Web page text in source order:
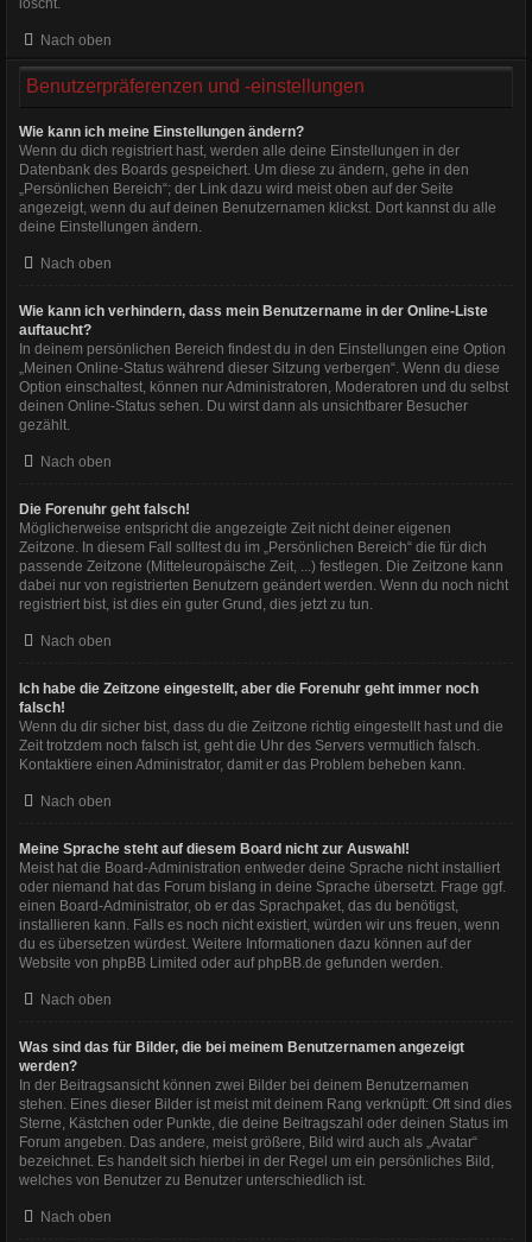
Nach oben
Benutzerpräferenzen und -einstellungen
Wie kann ich meine Einstellungen ändern?
Wenn du dich registriert hast, werden alle deine Einstellungen in der
Datenbank des Boards gespeichert. Um diese zu ändern, gehe in den
„Persönlichen Bereich“; der Link dazu wird meist oben auf der Seite
angezeigt, wenn du auf deinen Benutzernamen klickst. Dort kannst du alle
deine Einstellungen ändern.
Nach oben
Wie kann ich verhindern, dass mein Benutzername in der Online-Liste
auftaucht?
In deinem persönlichen Bereich findest du in den Einstellungen eine Option
„Meinen Online-Status während dieser Sitzung verbergen“. Wenn du diese
Option einschaltest, können nur Administratoren, Moderatoren und du selbst
deinen Online-Status sehen. Du wirst dann als unsichtbarer Besucher
gezählt.
Nach oben
Die Forenuhr geht falsch!
Möglicherweise entspricht die angezeigte Zeit nicht deiner eigenen
Zeitzone. In diesem Fall solltest du im „Persönlichen Bereich“ die für dich
passende Zeitzone (Mitteleuropäische Zeit, ...) festlegen. Die Zeitzone kann
dabei nur von registrierten Benutzern geändert werden. Wenn du noch nicht
registriert bist, ist dies ein guter Grund, dies jetzt zu tun.
Nach oben
Ich habe die Zeitzone eingestellt, aber die Forenuhr geht immer noch
falsch!
Wenn du dir sicher bist, dass du die Zeitzone richtig eingestellt hast und die
Zeit trotzdem noch falsch ist, geht die Uhr des Servers vermutlich falsch.
Kontaktiere einen Administrator, damit er das Problem beheben kann.
Nach oben
Meine Sprache steht auf diesem Board nicht zur Auswahl!
Meist hat die Board-Administration entweder deine Sprache nicht installiert
oder niemand hat das Forum bislang in deine Sprache übersetzt. Frage ggf.
einen Board-Administrator, ob er das Sprachpaket, das du benötigst,
installieren kann. Falls es noch nicht existiert, würden wir uns freuen, wenn
du es übersetzen würdest. Weitere Informationen dazu können auf der
Website von phpBB Limited oder auf phpBB.de gefunden werden.
Nach oben
Was sind das für Bilder, die bei meinem Benutzernamen angezeigt
werden?
In der Beitragsansicht können zwei Bilder bei deinem Benutzernamen
stehen. Eines dieser Bilder ist meist mit deinem Rang verknüpft: Oft sind dies
Sterne, Kästchen oder Punkte, die deine Beitragszahl oder deinen Status im
Forum angeben. Das andere, meist größere, Bild wird auch als „Avatar“
bezeichnet. Es handelt sich hierbei in der Regel um ein persönliches Bild,
welches von Benutzer zu Benutzer unterschiedlich ist.
Nach oben